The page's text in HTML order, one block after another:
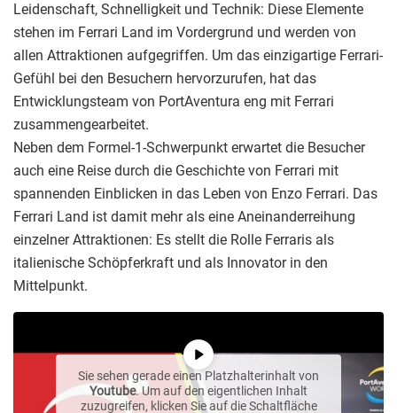
Leidenschaft, Schnelligkeit und Technik: Diese Elemente
stehen im Ferrari Land im Vordergrund und werden von
allen Attraktionen aufgegriffen. Um das einzigartige Ferrari-
Gefühl bei den Besuchern hervorzurufen, hat das
Entwicklungsteam von PortAventura eng mit Ferrari
zusammengearbeitet.
Neben dem Formel-1-Schwerpunkt erwartet die Besucher
auch eine Reise durch die Geschichte von Ferrari mit
spannenden Einblicken in das Leben von Enzo Ferrari. Das
Ferrari Land ist damit mehr als eine Aneinanderreihung
einzelner Attraktionen: Es stellt die Rolle Ferraris als
italienische Schöpferkraft und als Innovator in den
Mittelpunkt.
Sie sehen gerade einen Platzhalterinhalt von
Youtube. Um auf den eigentlichen Inhalt
zuzugreifen, klicken Sie auf die Schaltfläche